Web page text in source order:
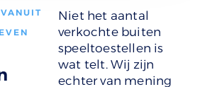
Niet het aantal
verkochte buiten
speeltoestellen is
wat telt. Wij zijn
echter van mening